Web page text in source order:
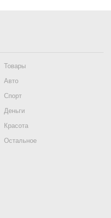
Товары
Авто
Спорт
Деньги
Красота
Остальное